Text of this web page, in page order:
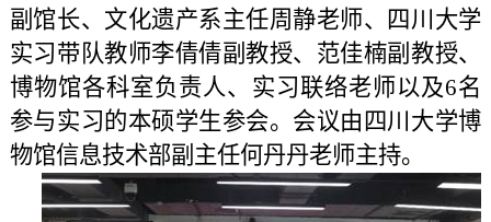
副馆长、文化遗产系主任周静老师、四川大学
实习带队教师李倩倩副教授、范佳楠副教授、
博物馆各科室负责人、实习联络老师以及6名
参与实习的本硕学生参会。会议由四川大学博
物馆信息技术部副主任何丹丹老师主持。